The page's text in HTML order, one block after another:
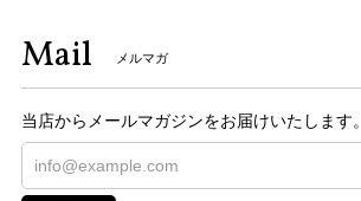
Mail メルマガ
当店からメールマガジンをお届けいたします。